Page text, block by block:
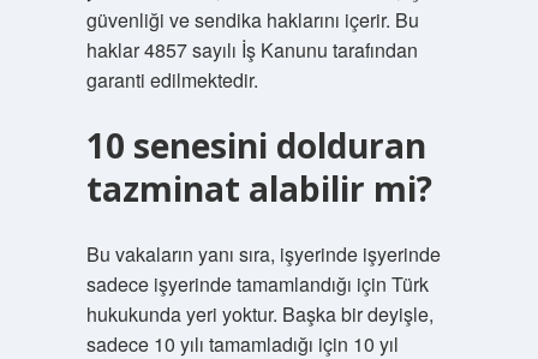
güvenliği ve sendika haklarını içerir. Bu
haklar 4857 sayılı İş Kanunu tarafından
garanti edilmektedir.
10 senesini dolduran
tazminat alabilir mi?
Bu vakaların yanı sıra, işyerinde işyerinde
sadece işyerinde tamamlandığı için Türk
hukukunda yeri yoktur. Başka bir deyişle,
sadece 10 yılı tamamladığı için 10 yıl